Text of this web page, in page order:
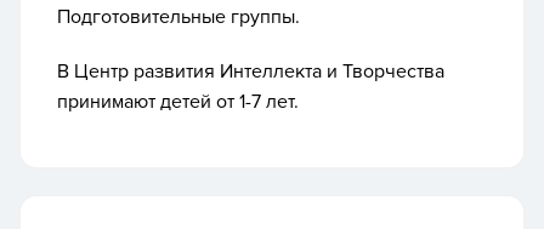
Подготовительные группы.
В Центр развития Интеллекта и Творчества
принимают детей от 1-7 лет.